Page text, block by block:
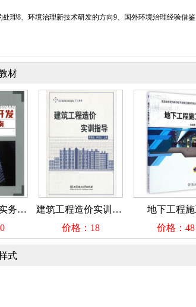
处理8、环境治理新技术研发的方向9、国外环境治理经验借鉴
材
土地一级开发实务指南
建筑工程造价实训指导
价格：18
地下工程施工
价格：48
式